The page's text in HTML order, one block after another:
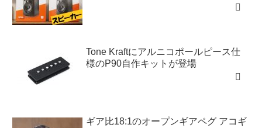
Tone Kraftにアルニコポールピース仕
様のP90自作キットが登場
ギア比18:1のオープンギアペグ アコギ